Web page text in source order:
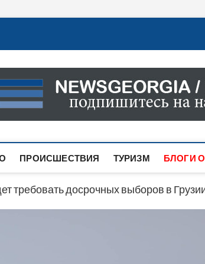
Грузии
ИНФОРМАЦИЯ О СОБЫТИЯХ
НОВОСТИ ПОЛИТИКИ,
ПРОИСШЕСТВИЯ ТУРИЗМ БЛОГИ
требовать досрочных выборов в